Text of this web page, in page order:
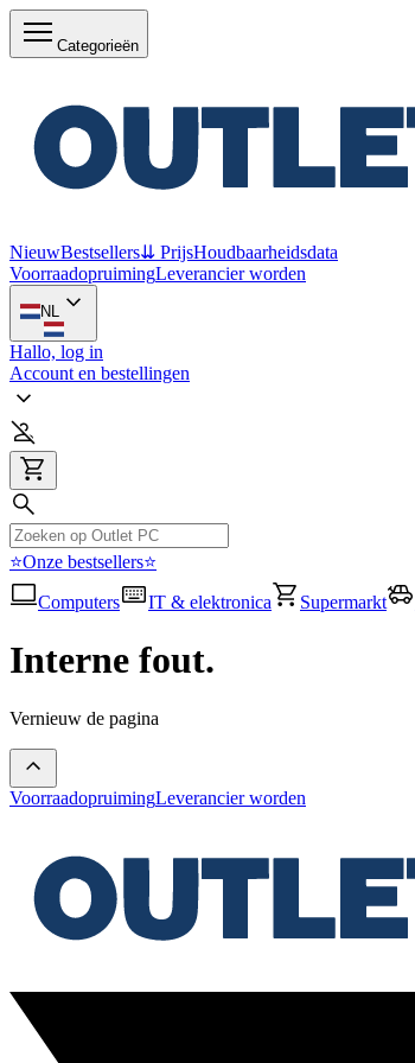
Categorieën
NieuwBestsellers⇊ PrijsHoudbaarheidsdata
VoorraadopruimingLeverancier worden
NL
Hallo, log in
Account en bestellingen
⭐Onze bestsellers⭐
Computers
IT & elektronica Supermarkt
Interne fout.
Vernieuw de pagina
VoorraadopruimingLeverancier worden